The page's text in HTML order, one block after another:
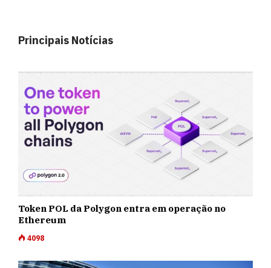
Principais Notícias
Token POL da Polygon entra em operação no
Ethereum
4098